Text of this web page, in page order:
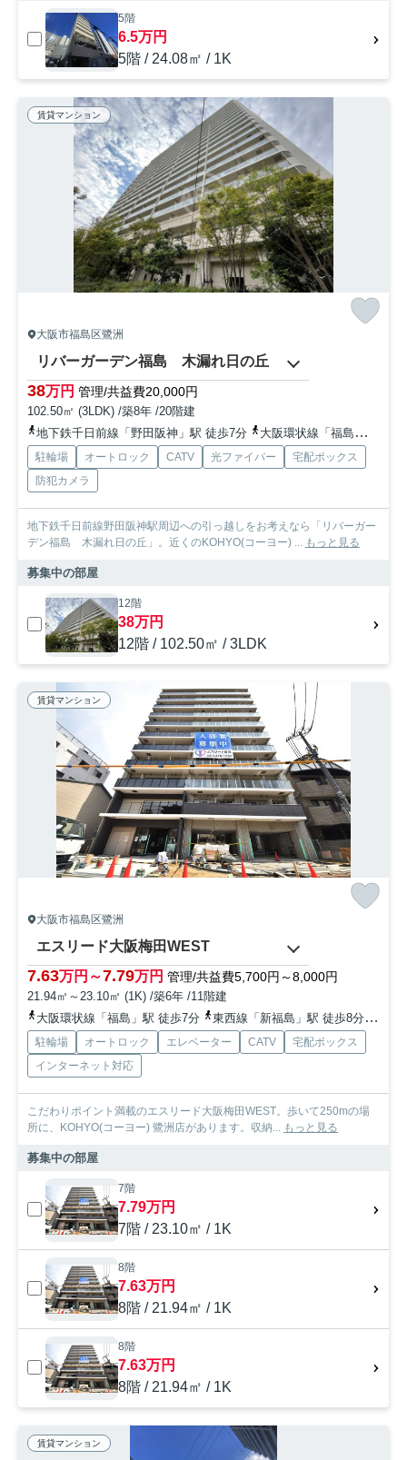
5階
6.5万円
5階 / 24.08㎡ / 1K
賃貸マンション
大阪市福島区鷺洲
リバーガーデン福島 木漏れ日の丘
38万円 管理/共益費20,000円
102.50㎡ (3LDK) /築8年 /20階建
地下鉄千日前線「野田阪神」駅 徒歩7分
大阪環状線「福島」駅 徒歩12分
駐輪場 オートロック CATV 光ファイバー
宅配ボックス
防犯カメラ
地下鉄千日前線野田阪神駅周辺への引っ越しをお考えなら「リバーガー
デン福島 木漏れ日の丘」。近くのKOHYO(コーヨー) ... もっと見る
募集中の部屋
12階
38万円
12階 / 102.50㎡ / 3LDK
賃貸マンション
大阪市福島区鷺洲
エスリード大阪梅田WEST
7.63万円～7.79万円 管理/共益費5,700円～8,000円
21.94㎡～23.10㎡ (1K) /築6年 /11階建
大阪環状線「福島」駅 徒歩7分
東西線「新福島」駅 徒歩8分
駐輪場 オートロック エレベーター CATV
宅配ボックス
インターネット対応
こだわりポイント満載のエスリード大阪梅田WEST。歩いて250mの場
所に、KOHYO(コーヨー) 鷺洲店があります。収納... もっと見る
募集中の部屋
7階
7.79万円
7階 / 23.10㎡ / 1K
8階
7.63万円
8階 / 21.94㎡ / 1K
8階
7.63万円
8階 / 21.94㎡ / 1K
賃貸マンション